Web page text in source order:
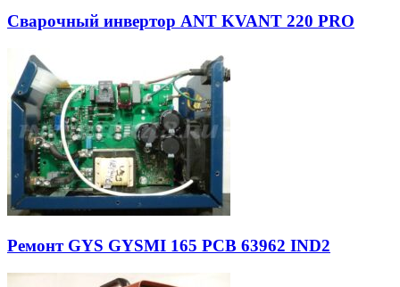
Сварочный инвертор ANT KVANT 220 PRO
Ремонт GYS GYSMI 165 PCB 63962 IND2